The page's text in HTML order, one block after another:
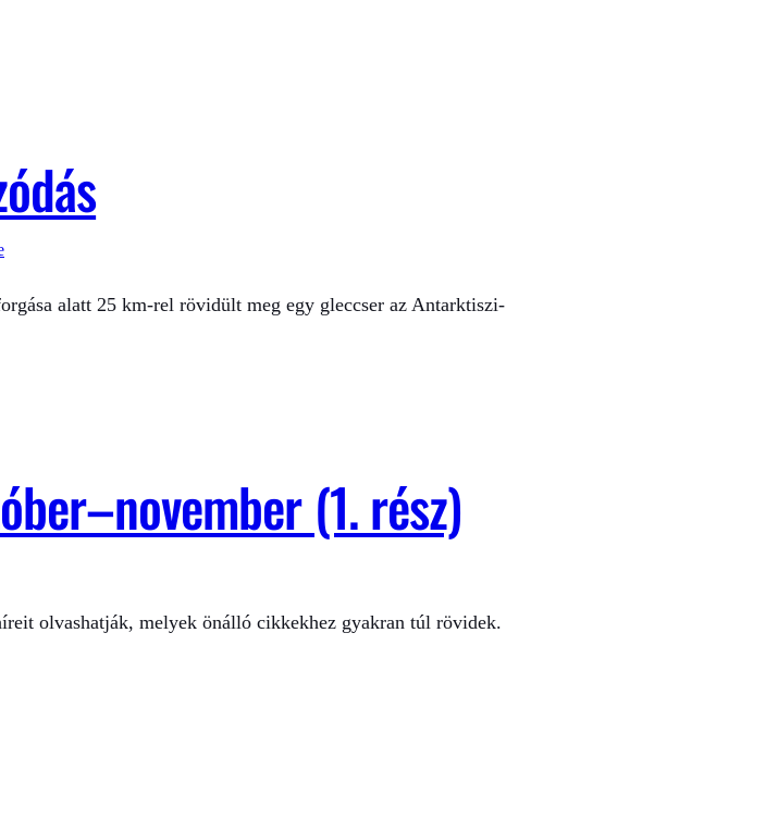
alatt 25 km-rel rövidült meg egy gleccser az Antarktiszi-
(1. rész)
olvashatják, melyek önálló cikkekhez gyakran túl rövidek.